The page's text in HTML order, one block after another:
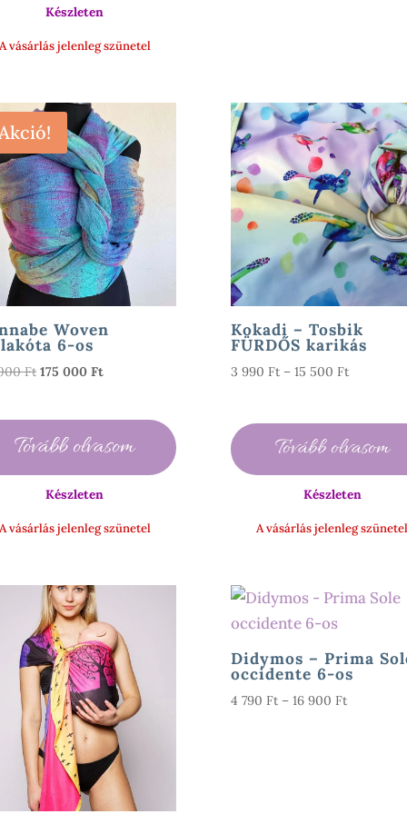
9
Készleten
A vásárlás jelenleg szünetel
Akció!
Woven
6-os
Ft Original
210
000 Ft.
175 000 FtCurrent
000 Ft.
Tovább olvasom
Készleten
A vásárlás jelenleg szünetel
Kokadi – Tosbik
FÜRDŐS karikás
3 990 Ft – 15 500 Ft
15
500 Ft
Tovább olvasom
Készleten
A vásárlás jelenleg szünetel
Didymos – Prima
occidente 6-os
4 790 Ft – 16 900 Ft